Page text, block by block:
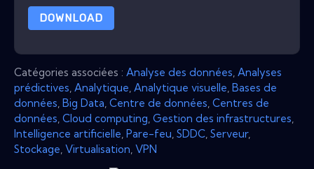
DOWNLOAD
Catégories associées : Analyse des données Analyses
prédictives Analytique Analytique visuelle Bases de
données Big Data Centre de données Centres de
données Cloud computing Gestion des infrastructures
Intelligence artificielle Pare-feu SDDC Serveur,
Stockage Virtualisation VPN